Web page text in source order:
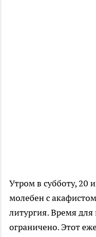
Утром в субботу, 20
молебен с
литургия. Время
ограничено. Этот